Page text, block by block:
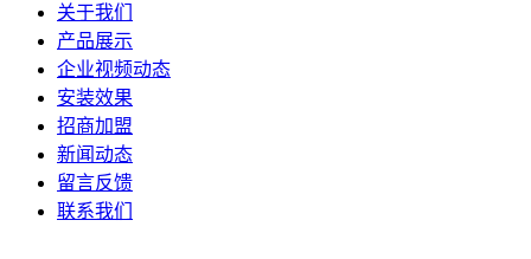
关于我们
产品展示
企业视频动态
安装效果
招商加盟
新闻动态
留言反馈
联系我们